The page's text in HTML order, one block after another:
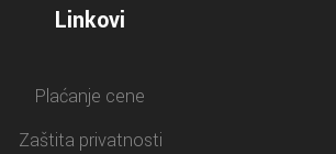
Linkovi
Plaćanje cene
Zaštita privatnosti